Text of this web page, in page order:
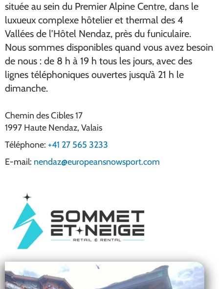
située au sein du Premier Alpine Centre, dans le
luxueux complexe hôtelier et thermal des 4
Vallées de l’Hôtel Nendaz, près du funiculaire.
Nous sommes disponibles quand vous avez besoin
de nous : de 8 h à 19 h tous les jours, avec des
lignes téléphoniques ouvertes jusqu’à 21 h le
dimanche.
Chemin des Cibles 17
1997 Haute Nendaz, Valais
Téléphone: +41 27 565 3233
E-mail: nendaz@europeansnowsport.com